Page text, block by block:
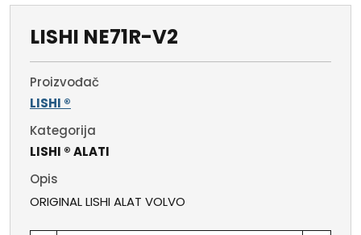
LISHI NE71R-V2
Proizvođač
LISHI ®
Kategorija
LISHI ® ALATI
Opis
ORIGINAL LISHI ALAT VOLVO